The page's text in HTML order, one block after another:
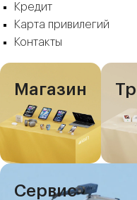
Кредит
Карта привилегий
Контакты
Магазин
Сервис